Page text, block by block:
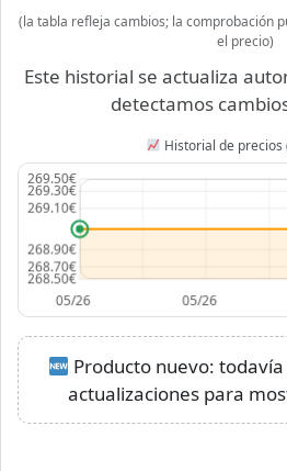
(la tabla refleja cambios; la comprobación
el precio)
Este historial se actualiza
detectamos
Historial de precios
Producto nuevo:
actualizaciones para